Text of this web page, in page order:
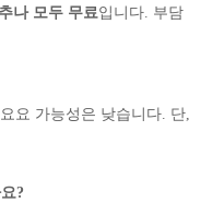
나 모두 무료입니다. 부담
요 가능성은 낮습니다. 단,
?